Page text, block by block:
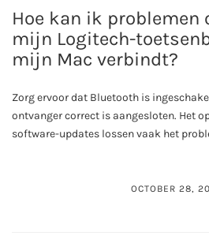
Hoe kan ik problemen
mijn Logitech-
mijn Mac verbindt?
Zorg ervoor dat Bluetooth is
ontvanger correct is aangesloten. Het
software-updates lossen vaak het
OCTOBER 28,